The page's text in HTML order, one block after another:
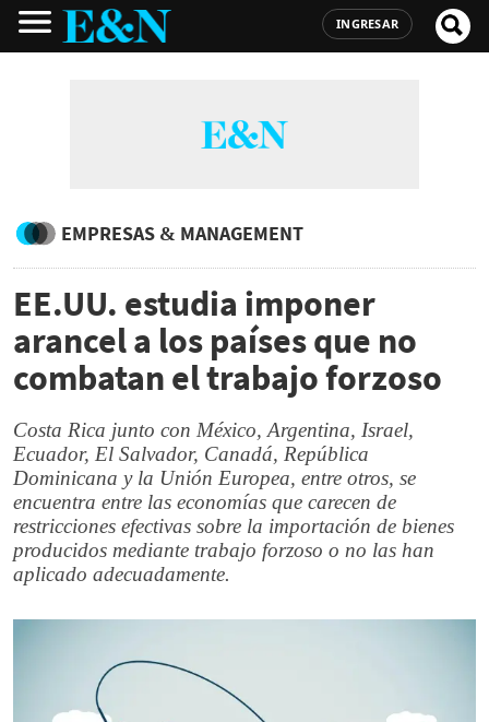
INGRESAR
EMPRESAS & MANAGEMENT
EE.UU. estudia imponer
arancel a los países que no
combatan el trabajo forzoso
Costa Rica junto con México, Argentina, Israel,
Ecuador, El Salvador, Canadá, República
Dominicana y la Unión Europea, entre otros, se
encuentra entre las economías que carecen de
restricciones efectivas sobre la importación de bienes
producidos mediante trabajo forzoso o no las han
aplicado adecuadamente.